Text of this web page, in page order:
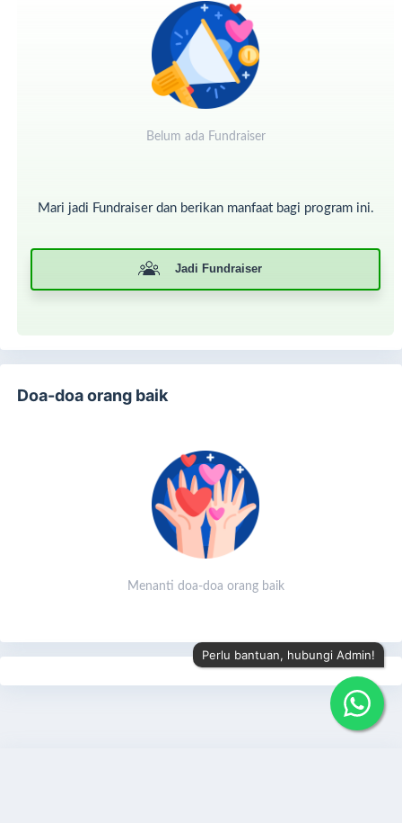
mereka untuk bangkit kembali dan menjadi amal jariyah.
Mari bergerak bersama LAZIS DMI, selamatkan harapan
mereka yang tertimpa bencana.
#RenovasiMasjid #LAZISDMI
Belum ada Fundraiser
Mari jadi Fundraiser dan berikan manfaat bagi program ini.
Jadi Fundraiser
Doa-doa orang baik
Menanti doa-doa orang baik
Perlu bantuan, hubungi Admin!